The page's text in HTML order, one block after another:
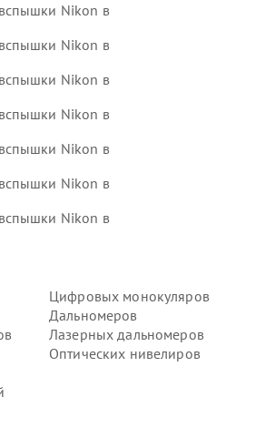
Цифровых монокуляров
Дальномеров
Лазерных дальномеров
Оптических нивелиров
Nikon в
Nikon в
Nikon в
Nikon в
Nikon в
Nikon в
Nikon в
Nikon в
Nikon в
Nikon в
Nikon в
Nikon в